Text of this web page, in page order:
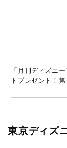
「月刊ディズニ
トプレゼント！
東京ディズ